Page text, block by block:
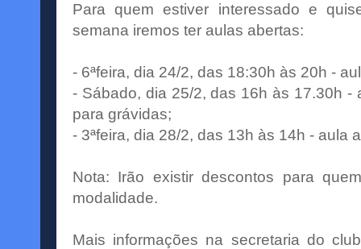
Para quem estiver interessado e
semana iremos ter aulas abertas:
- 6ªfeira, dia 24/2, das 18:30h às 20h -
- Sábado, dia 25/2, das 16h às 17.30h -
para grávidas;
- 3ªfeira, dia 28/2, das 13h às 14h - aula
Nota: Irão existir descontos para
modalidade.
Mais informações na secretaria do